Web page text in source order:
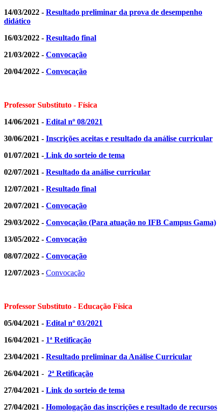
14/03/2022 - Resultado preliminar da prova de desempenho
didático
16/03/2022 - Resultado final
21/03/2022 - Convocação
20/04/2022 - Convocação
Professor Substituto - Física
14/06/2021 - Edital nº 08/2021
30/06/2021 - Inscrições aceitas e resultado da análise curricular
01/07/2021 - Link do sorteio de tema
02/07/2021 - Resultado da análise curricular
12/07/2021 - Resultado final
20/07/2021 - Convocação
29/03/2022 - Convocação (Para atuação no IFB Campus Gama)
13/05/2022 - Convocação
08/07/2022 - Convocação
12/07/2023 - Convocação
Professor Substituto - Educação Física
05/04/2021 - Edital nº 03/2021
16/04/2021 - 1ª Retificação
23/04/2021 - Resultado preliminar da Análise Curricular
26/04/2021 - 2ª Retificação
27/04/2021 - Link do sorteio de tema
27/04/2021 - Homologação das inscrições e resultado de recursos